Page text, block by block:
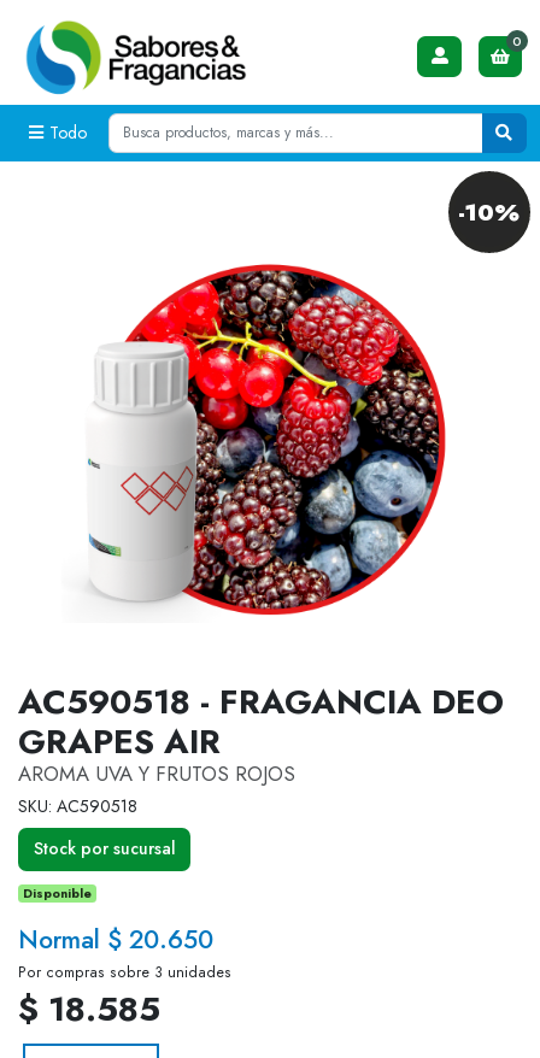
Todo
0
-10%
AC590518 - FRAGANCIA DEO
GRAPES AIR
AROMA UVA Y FRUTOS ROJOS
SKU: AC590518
Stock por sucursal
Disponible
Normal $ 20.650
Por compras sobre 3 unidades
$ 18.585